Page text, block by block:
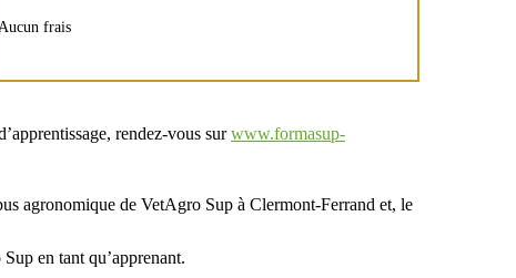
frais
rendez-vous surwww.formasup-
agronomique de VetAgro Sup à Clermont-Ferrand et, le
en tant qu’apprenant.